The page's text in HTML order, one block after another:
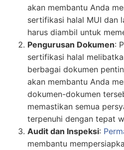
akan membantu Anda
sertifikasi halal MUI dan
harus diambil untuk
Pengurusan Dokumen:
sertifikasi halal
berbagai dokumen
akan membantu Anda
dokumen-dokumen
memastikan semua
terpenuhi dengan tepat
Audit dan Inspeksi:
membantu